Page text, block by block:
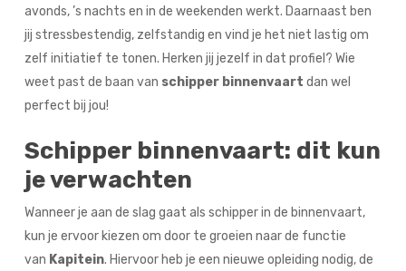
avonds, ’s nachts en in de weekenden werkt. Daarnaast ben
jij stressbestendig, zelfstandig en vind je het niet lastig om
zelf initiatief te tonen. Herken jij jezelf in dat profiel? Wie
weet past de baan van schipper binnenvaart dan wel
perfect bij jou!
Schipper binnenvaart: dit kun
je verwachten
Wanneer je aan de slag gaat als schipper in de binnenvaart,
kun je ervoor kiezen om door te groeien naar de functie
van Kapitein. Hiervoor heb je een nieuwe opleiding nodig, de